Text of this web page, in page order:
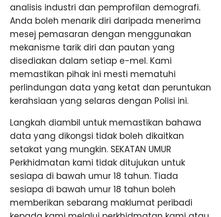
analisis industri dan pemprofilan demografi.
Anda boleh menarik diri daripada menerima
mesej pemasaran dengan menggunakan
mekanisme tarik diri dan pautan yang
disediakan dalam setiap e-mel. Kami
memastikan pihak ini mesti mematuhi
perlindungan data yang ketat dan peruntukan
kerahsiaan yang selaras dengan Polisi ini.
Langkah diambil untuk memastikan bahawa
data yang dikongsi tidak boleh dikaitkan
setakat yang mungkin. SEKATAN UMUR
Perkhidmatan kami tidak ditujukan untuk
sesiapa di bawah umur 18 tahun. Tiada
sesiapa di bawah umur 18 tahun boleh
memberikan sebarang maklumat peribadi